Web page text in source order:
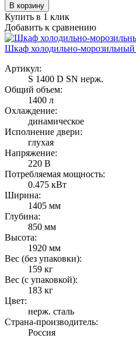
В корзину
Купить в 1 клик
Добавить к сравнению
Шкаф холодильно-
Артикул:
S 1400 D SN нерж.
Общий объем:
1400 л
Охлаждение:
динамическое
Исполнение двери:
глухая
Напряжение:
220 В
Потребляемая мощность:
0.475 кВт
Ширина:
1405 мм
Глубина:
850 мм
Высота:
1920 мм
Вес (без упаковки):
159 кг
Вес (с упаковкой):
183 кг
Цвет:
нерж. сталь
Страна-производитель:
Россия